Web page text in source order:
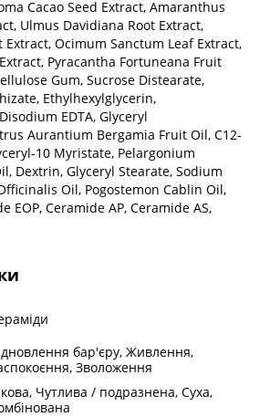
Cacao Seed Extract, Amaranthus
Ulmus Davidiana Root Extract,
Extract, Ocimum Sanctum Leaf Extract,
Pyracantha Fortuneana Fruit
Gum, Sucrose Distearate,
Ethylhexylglycerin,
EDTA, Glyceryl
Aurantium Bergamia Fruit Oil, C12-
10 Myristate, Pelargonium
Dextrin, Glyceryl Stearate, Sodium
Oil, Pogostemon Cablin Oil,
EOP, Ceramide AP, Ceramide AS,
бар'єру, Живлення,
Зволоження
Чутлива / подразнена, Суха,